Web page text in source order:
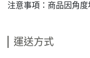
注意事項：商品因角
運送方式